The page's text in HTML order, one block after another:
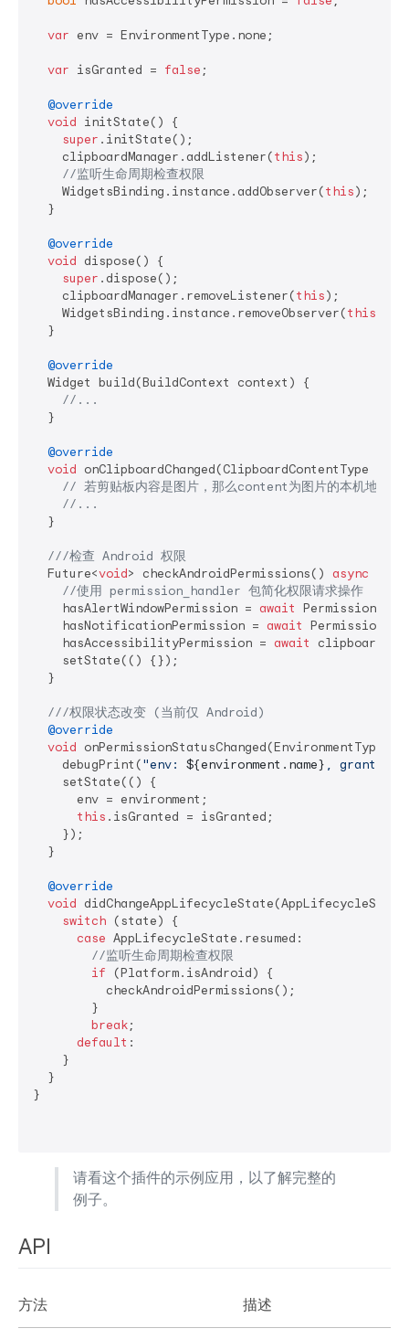
var env = EnvironmentType.none;
var isGranted = false ;
@override
void initState() {
super .initState();
    clipboardManager.addListener(
this);
//监听生命周期检查权限
    WidgetsBinding.instance.addObserver(
this);
  }
@override
void dispose() {
super .dispose();
    clipboardManager.removeListener(
this);
    WidgetsBinding.instance.removeObserver(
this
  }
@override
  Widget build(BuildContext context) {
//...
  }
@override
void onClipboardChanged(ClipboardContentType
// 若剪贴板内容是图片，那么content为图片的本机地址或
//...
  }
///检查 Android 权限
  Future<
void> checkAndroidPermissions() async
//使用 permission_handler 包简化权限请求操作
    hasAlertWindowPermission =
await
    hasNotificationPermission =
await
    hasAccessibilityPermission =
await
    setState(() {});
  }
///权限状态改变 (当前仅 Android)
@override
void onPermissionStatusChanged(EnvironmentType
    debugPrint(
"env: ${environment.name} , granted:
    setState(() {
      env = environment;
this .isGranted = isGranted;
    });
  }
@override
void
switch (state) {
case AppLifecycleState.resumed:
//监听生命周期检查权限
if (Platform.isAndroid) {
          checkAndroidPermissions();
        }
break;
default :
    }
  }
}
请看这个插件的示例应用，以了解完整的
例子。
API
方法 描述